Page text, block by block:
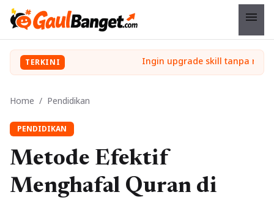
menu
TERKINI
Home / Pendidikan
PENDIDIKAN
Metode Efektif
Menghafal Quran di